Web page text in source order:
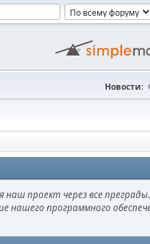
Новости:
наш проект через все
нашего программного